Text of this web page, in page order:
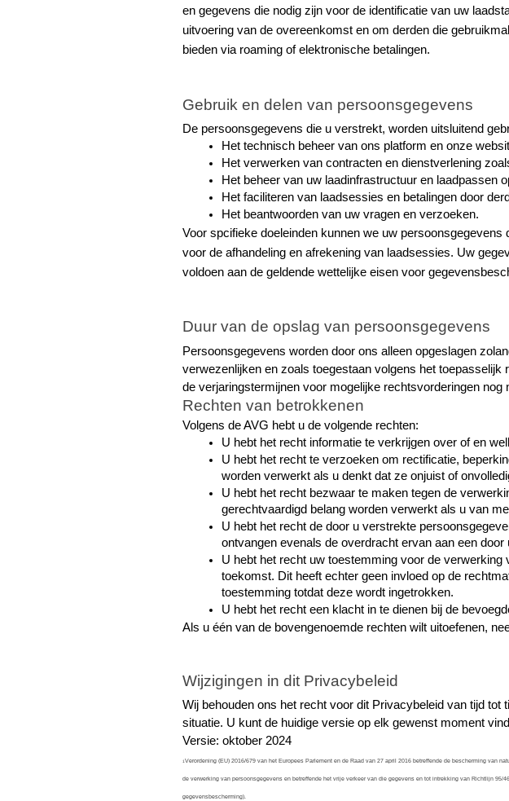
en gegevens die nodig zijn voor de identificatie van uw
uitvoering van de overeenkomst en om derden die
bieden via roaming of elektronische betalingen.
Gebruik en delen van persoonsgegevens
De persoonsgegevens die u verstrekt, worden uitsluitend
Het technisch beheer van ons platform en onze
Het verwerken van contracten en dienstverlening
Het beheer van uw laadinfrastructuur en laadpassen
Het faciliteren van laadsessies en betalingen door
Het beantwoorden van uw vragen en verzoeken.
Voor spcifieke doeleinden kunnen we uw
voor de afhandeling en afrekening van laadsessies. Uw
voldoen aan de geldende wettelijke eisen voor
Duur van de opslag van persoonsgegevens
Persoonsgegevens worden door ons alleen opgeslagen
verwezenlijken en zoals toegestaan volgens het
de verjaringstermijnen voor mogelijke rechtsvorderingen nog
Rechten van betrokkenen
Volgens de AVG hebt u de volgende rechten:
U hebt het recht informatie te verkrijgen over of en
U hebt het recht te verzoeken om rectificatie,
worden verwerkt als u denkt dat ze onjuist of
U hebt het recht bezwaar te maken tegen de
gerechtvaardigd belang worden verwerkt als u van
U hebt het recht de door u verstrekte
ontvangen evenals de overdracht ervan aan een door
U hebt het recht uw toestemming voor de
toekomst. Dit heeft echter geen invloed op de
toestemming totdat deze wordt ingetrokken.
U hebt het recht een klacht in te dienen bij de
Als u één van de bovengenoemde rechten wilt uitoefenen,
Wijzigingen in dit Privacybeleid
Wij behouden ons het recht voor dit Privacybeleid van tijd
situatie. U kunt de huidige versie op elk gewenst moment
Versie: oktober 2024
1Verordening (EU) 2016/679 van het Europees Parlement en de Raad van 27 april 2016 betreffende de bescherming van
de verwerking van persoonsgegevens en betreffende het vrije verkeer van die gegevens en tot intrekking van Richtlijn 95/
gegevensbescherming).